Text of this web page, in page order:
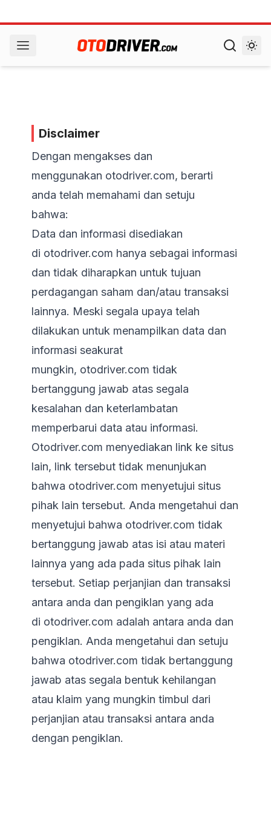
Disclaimer
Dengan mengakses dan
menggunakan otodriver.com, berarti
anda telah memahami dan setuju
bahwa:
Data dan informasi disediakan
di otodriver.com hanya sebagai informasi
dan tidak diharapkan untuk tujuan
perdagangan saham dan/atau transaksi
lainnya. Meski segala upaya telah
dilakukan untuk menampilkan data dan
informasi seakurat
mungkin, otodriver.com tidak
bertanggung jawab atas segala
kesalahan dan keterlambatan
memperbarui data atau informasi.
Otodriver.com menyediakan link ke situs
lain, link tersebut tidak menunjukan
bahwa otodriver.com menyetujui situs
pihak lain tersebut. Anda mengetahui dan
menyetujui bahwa otodriver.com tidak
bertanggung jawab atas isi atau materi
lainnya yang ada pada situs pihak lain
tersebut. Setiap perjanjian dan transaksi
antara anda dan pengiklan yang ada
di otodriver.com adalah antara anda dan
pengiklan. Anda mengetahui dan setuju
bahwa otodriver.com tidak bertanggung
jawab atas segala bentuk kehilangan
atau klaim yang mungkin timbul dari
perjanjian atau transaksi antara anda
dengan pengiklan.